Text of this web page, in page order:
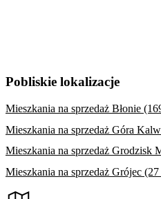
Pobliskie lokalizacje
Mieszkania na sprzedaż Błonie
Mieszkania na sprzedaż Góra
Mieszkania na sprzedaż Grodzisk
Mieszkania na sprzedaż Grójec